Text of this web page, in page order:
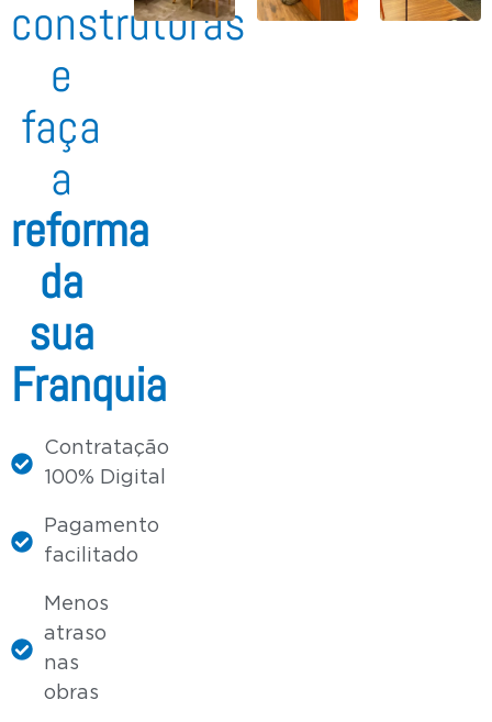
construtoras
e
faça
a
reforma
da
sua
Franquia
Contratação
100% Digital
Pagamento
facilitado
Menos
atraso
nas
obras